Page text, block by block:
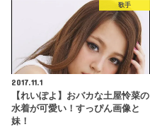
歌手
2017.11.1
【れいぽよ】おバカな土屋怜菜の
水着が可愛い！すっぴん画像と
妹！